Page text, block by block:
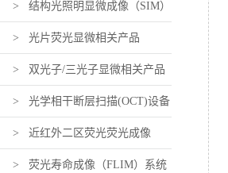
> 结构光照明显微成像（SIM）
相关产品
> 光片荧光显微相关产品
> 双光子/三光子显微相关产品
> 光学相干断层扫描(OCT)设备
及组件
> 近红外二区荧光荧光成像
（近红外活体荧光成像）设备及
> 荧光寿命成像（FLIM）系统